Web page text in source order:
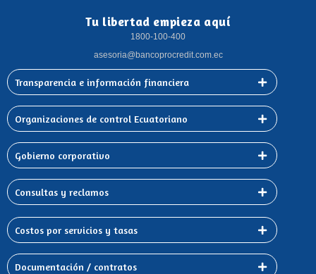
Tu libertad empieza aquí
1800-100-400
asesoria@bancoprocredit.com.ec
Transparencia e información financiera
Organizaciones de control Ecuatoriano
Gobierno corporativo
Consultas y reclamos
Costos por servicios y tasas
Documentación / contratos